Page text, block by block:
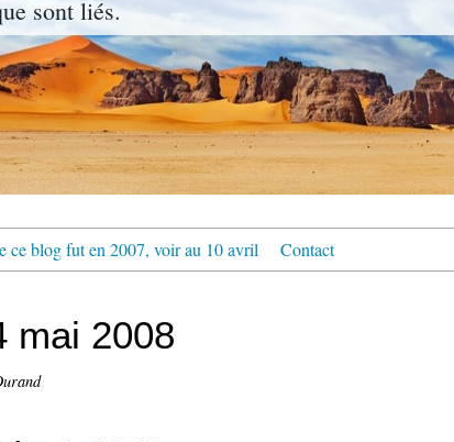
sont liés.
ce blog fut en 2007, voir au 10 avril Contact
mai 2008